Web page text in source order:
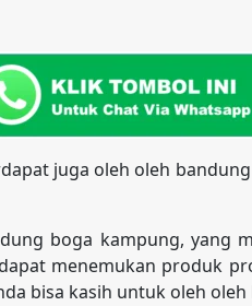
juga oleh oleh
boga kampung, yang
menemukan produk
bisa kasih untuk oleh